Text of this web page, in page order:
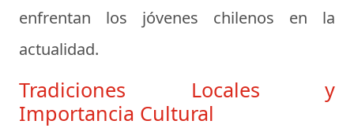
enfrentan los jóvenes chilenos en la
actualidad.
Tradiciones Locales y
Importancia Cultural